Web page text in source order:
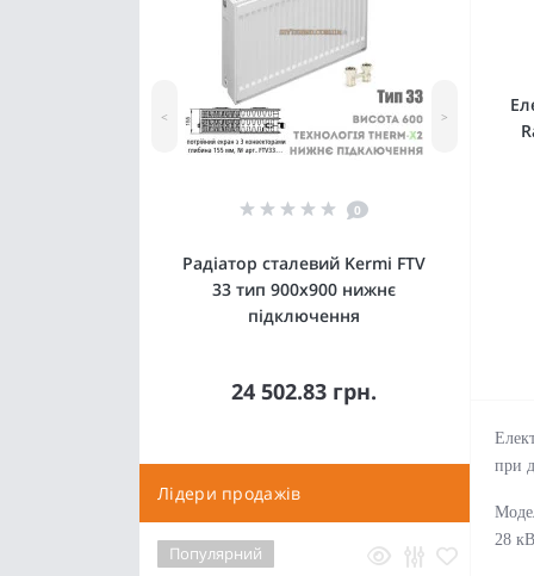
0
Радіатор сталевий Kermi FTV
33 тип 900x900 нижнє
підключення
24 502.83 грн.
< >
Лідери продажів
Популярний
при
28